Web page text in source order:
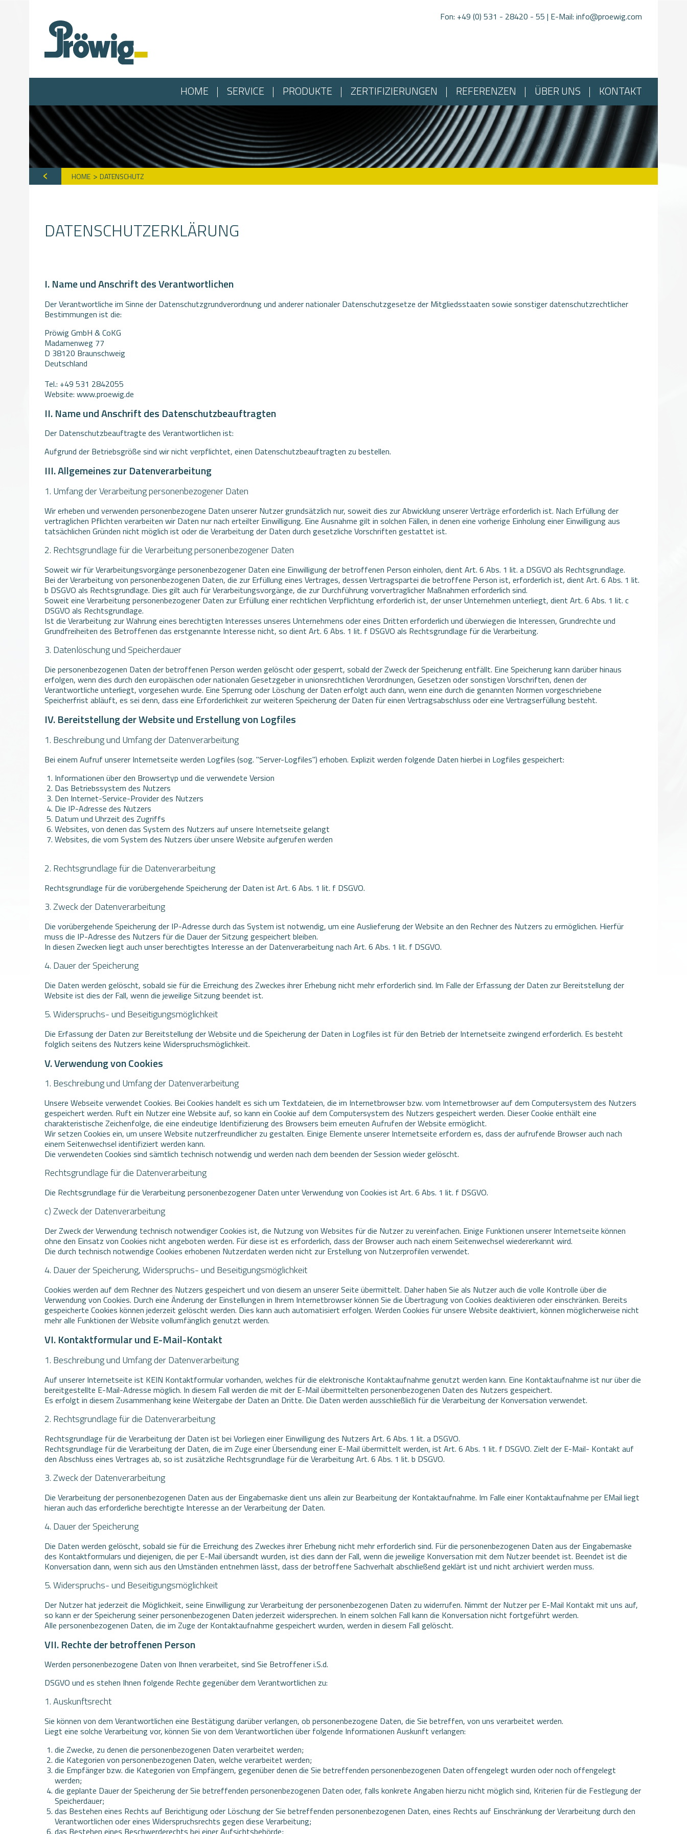
Fon: +49 (0) 531 - 28420 - 55 | E-Mail: info@proewig.com
HOME SERVICE PRODUKTE ZERTIFIZIERUNGEN REFERENZEN ÜBER UNS KONTAKT
HOME DATENSCHUTZ
DATENSCHUTZERKLÄRUNG
I. Name und Anschrift des Verantwortlichen
Der Verantwortliche im Sinne der Datenschutzgrundverordnung und anderer nationaler Datenschutzgesetze der Mitgliedsstaaten sowie sonstiger datenschutzrechtlicher
Bestimmungen ist die:
Pröwig GmbH & CoKG
Madamenweg 77
D 38120 Braunschweig
Deutschland
Tel.: +49 531 2842055
Website: www.proewig.de
II. Name und Anschrift des Datenschutzbeauftragten
Der Datenschutzbeauftragte des Verantwortlichen ist:
Aufgrund der Betriebsgröße sind wir nicht verpflichtet, einen Datenschutzbeauftragten zu bestellen.
III. Allgemeines zur Datenverarbeitung
1. Umfang der Verarbeitung personenbezogener Daten
Wir erheben und verwenden personenbezogene Daten unserer Nutzer grundsätzlich nur, soweit dies zur Abwicklung unserer Verträge erforderlich ist. Nach Erfüllung der
vertraglichen Pflichten verarbeiten wir Daten nur nach erteilter Einwilligung. Eine Ausnahme gilt in solchen Fällen, in denen eine vorherige Einholung einer Einwilligung aus
tatsächlichen Gründen nicht möglich ist oder die Verarbeitung der Daten durch gesetzliche Vorschriften gestattet ist.
2. Rechtsgrundlage für die Verarbeitung personenbezogener Daten
Soweit wir für Verarbeitungsvorgänge personenbezogener Daten eine Einwilligung der betroffenen Person einholen, dient Art. 6 Abs. 1 lit. a DSGVO als Rechtsgrundlage.
Bei der Verarbeitung von personenbezogenen Daten, die zur Erfüllung eines Vertrages, dessen Vertragspartei die betroffene Person ist, erforderlich ist, dient Art. 6 Abs. 1 lit.
b DSGVO als Rechtsgrundlage. Dies gilt auch für Verarbeitungsvorgänge, die zur Durchführung vorvertraglicher Maßnahmen erforderlich sind.
Soweit eine Verarbeitung personenbezogener Daten zur Erfüllung einer rechtlichen Verpflichtung erforderlich ist, der unser Unternehmen unterliegt, dient Art. 6 Abs. 1 lit. c
DSGVO als Rechtsgrundlage.
Ist die Verarbeitung zur Wahrung eines berechtigten Interesses unseres Unternehmens oder eines Dritten erforderlich und überwiegen die Interessen, Grundrechte und
Grundfreiheiten des Betroffenen das erstgenannte Interesse nicht, so dient Art. 6 Abs. 1 lit. f DSGVO als Rechtsgrundlage für die Verarbeitung.
3. Datenlöschung und Speicherdauer
Die personenbezogenen Daten der betroffenen Person werden gelöscht oder gesperrt, sobald der Zweck der Speicherung entfällt. Eine Speicherung kann darüber hinaus
erfolgen, wenn dies durch den europäischen oder nationalen Gesetzgeber in unionsrechtlichen Verordnungen, Gesetzen oder sonstigen Vorschriften, denen der
Verantwortliche unterliegt, vorgesehen wurde. Eine Sperrung oder Löschung der Daten erfolgt auch dann, wenn eine durch die genannten Normen vorgeschriebene
Speicherfrist abläuft, es sei denn, dass eine Erforderlichkeit zur weiteren Speicherung der Daten für einen Vertragsabschluss oder eine Vertragserfüllung besteht.
IV. Bereitstellung der Website und Erstellung von Logfiles
1. Beschreibung und Umfang der Datenverarbeitung
Bei einem Aufruf unserer Internetseite werden Logfiles (sog. "Server-Logfiles") erhoben. Explizit werden folgende Daten hierbei in Logfiles gespeichert:
Informationen über den Browsertyp und die verwendete Version
Das Betriebssystem des Nutzers
Den Internet-Service-Provider des Nutzers
Die IP-Adresse des Nutzers
Datum und Uhrzeit des Zugriffs
Websites, von denen das System des Nutzers auf unsere Internetseite gelangt
Websites, die vom System des Nutzers über unsere Website aufgerufen werden
2. Rechtsgrundlage für die Datenverarbeitung
Rechtsgrundlage für die vorübergehende Speicherung der Daten ist Art. 6 Abs. 1 lit. f DSGVO.
3. Zweck der Datenverarbeitung
Die vorübergehende Speicherung der IP-Adresse durch das System ist notwendig, um eine Auslieferung der Website an den Rechner des Nutzers zu ermöglichen. Hierfür
muss die IP-Adresse des Nutzers für die Dauer der Sitzung gespeichert bleiben.
In diesen Zwecken liegt auch unser berechtigtes Interesse an der Datenverarbeitung nach Art. 6 Abs. 1 lit. f DSGVO.
4. Dauer der Speicherung
Die Daten werden gelöscht, sobald sie für die Erreichung des Zweckes ihrer Erhebung nicht mehr erforderlich sind. Im Falle der Erfassung der Daten zur Bereitstellung der
Website ist dies der Fall, wenn die jeweilige Sitzung beendet ist.
5. Widerspruchs- und Beseitigungsmöglichkeit
Die Erfassung der Daten zur Bereitstellung der Website und die Speicherung der Daten in Logfiles ist für den Betrieb der Internetseite zwingend erforderlich. Es besteht
folglich seitens des Nutzers keine Widerspruchsmöglichkeit.
V. Verwendung von Cookies
1. Beschreibung und Umfang der Datenverarbeitung
Unsere Webseite verwendet Cookies. Bei Cookies handelt es sich um Textdateien, die im Internetbrowser bzw. vom Internetbrowser auf dem Computersystem des Nutzers
gespeichert werden. Ruft ein Nutzer eine Website auf, so kann ein Cookie auf dem Computersystem des Nutzers gespeichert werden. Dieser Cookie enthält eine
charakteristische Zeichenfolge, die eine eindeutige Identifizierung des Browsers beim erneuten Aufrufen der Website ermöglicht.
Wir setzen Cookies ein, um unsere Website nutzerfreundlicher zu gestalten. Einige Elemente unserer Internetseite erfordern es, dass der aufrufende Browser auch nach
einem Seitenwechsel identifiziert werden kann.
Die verwendeten Cookies sind sämtlich technisch notwendig und werden nach dem beenden der Session wieder gelöscht.
Rechtsgrundlage für die Datenverarbeitung
Die Rechtsgrundlage für die Verarbeitung personenbezogener Daten unter Verwendung von Cookies ist Art. 6 Abs. 1 lit. f DSGVO.
c) Zweck der Datenverarbeitung
Der Zweck der Verwendung technisch notwendiger Cookies ist, die Nutzung von Websites für die Nutzer zu vereinfachen. Einige Funktionen unserer Internetseite können
ohne den Einsatz von Cookies nicht angeboten werden. Für diese ist es erforderlich, dass der Browser auch nach einem Seitenwechsel wiedererkannt wird.
Die durch technisch notwendige Cookies erhobenen Nutzerdaten werden nicht zur Erstellung von Nutzerprofilen verwendet.
4. Dauer der Speicherung, Widerspruchs- und Beseitigungsmöglichkeit
Cookies werden auf dem Rechner des Nutzers gespeichert und von diesem an unserer Seite übermittelt. Daher haben Sie als Nutzer auch die volle Kontrolle über die
Verwendung von Cookies. Durch eine Änderung der Einstellungen in Ihrem Internetbrowser können Sie die Übertragung von Cookies deaktivieren oder einschränken. Bereits
gespeicherte Cookies können jederzeit gelöscht werden. Dies kann auch automatisiert erfolgen. Werden Cookies für unsere Website deaktiviert, können möglicherweise nicht
mehr alle Funktionen der Website vollumfänglich genutzt werden.
VI. Kontaktformular und E-Mail-Kontakt
1. Beschreibung und Umfang der Datenverarbeitung
Auf unserer Internetseite ist KEIN Kontaktformular vorhanden, welches für die elektronische Kontaktaufnahme genutzt werden kann. Eine Kontaktaufnahme ist nur über die
bereitgestellte E-Mail-Adresse möglich. In diesem Fall werden die mit der E-Mail übermittelten personenbezogenen Daten des Nutzers gespeichert.
Es erfolgt in diesem Zusammenhang keine Weitergabe der Daten an Dritte. Die Daten werden ausschließlich für die Verarbeitung der Konversation verwendet.
2. Rechtsgrundlage für die Datenverarbeitung
Rechtsgrundlage für die Verarbeitung der Daten ist bei Vorliegen einer Einwilligung des Nutzers Art. 6 Abs. 1 lit. a DSGVO.
Rechtsgrundlage für die Verarbeitung der Daten, die im Zuge einer Übersendung einer E-Mail übermittelt werden, ist Art. 6 Abs. 1 lit. f DSGVO. Zielt der E-Mail- Kontakt auf
den Abschluss eines Vertrages ab, so ist zusätzliche Rechtsgrundlage für die Verarbeitung Art. 6 Abs. 1 lit. b DSGVO.
3. Zweck der Datenverarbeitung
Die Verarbeitung der personenbezogenen Daten aus der Eingabemaske dient uns allein zur Bearbeitung der Kontaktaufnahme. Im Falle einer Kontaktaufnahme per EMail liegt
hieran auch das erforderliche berechtigte Interesse an der Verarbeitung der Daten.
4. Dauer der Speicherung
Die Daten werden gelöscht, sobald sie für die Erreichung des Zweckes ihrer Erhebung nicht mehr erforderlich sind. Für die personenbezogenen Daten aus der Eingabemaske
des Kontaktformulars und diejenigen, die per E-Mail übersandt wurden, ist dies dann der Fall, wenn die jeweilige Konversation mit dem Nutzer beendet ist. Beendet ist die
Konversation dann, wenn sich aus den Umständen entnehmen lässt, dass der betroffene Sachverhalt abschließend geklärt ist und nicht archiviert werden muss.
5. Widerspruchs- und Beseitigungsmöglichkeit
Der Nutzer hat jederzeit die Möglichkeit, seine Einwilligung zur Verarbeitung der personenbezogenen Daten zu widerrufen. Nimmt der Nutzer per E-Mail Kontakt mit uns auf,
so kann er der Speicherung seiner personenbezogenen Daten jederzeit widersprechen. In einem solchen Fall kann die Konversation nicht fortgeführt werden.
Alle personenbezogenen Daten, die im Zuge der Kontaktaufnahme gespeichert wurden, werden in diesem Fall gelöscht.
VII. Rechte der betroffenen Person
Werden personenbezogene Daten von Ihnen verarbeitet, sind Sie Betroffener i.S.d.
DSGVO und es stehen Ihnen folgende Rechte gegenüber dem Verantwortlichen zu:
1. Auskunftsrecht
Sie können von dem Verantwortlichen eine Bestätigung darüber verlangen, ob personenbezogene Daten, die Sie betreffen, von uns verarbeitet werden.
Liegt eine solche Verarbeitung vor, können Sie von dem Verantwortlichen über folgende Informationen Auskunft verlangen:
die Zwecke, zu denen die personenbezogenen Daten verarbeitet werden;
die Kategorien von personenbezogenen Daten, welche verarbeitet werden;
die Empfänger bzw. die Kategorien von Empfängern, gegenüber denen die Sie betreffenden personenbezogenen Daten offengelegt wurden oder noch offengelegt
werden;
die geplante Dauer der Speicherung der Sie betreffenden personenbezogenen Daten oder, falls konkrete Angaben hierzu nicht möglich sind, Kriterien für die Festlegung der
Speicherdauer;
das Bestehen eines Rechts auf Berichtigung oder Löschung der Sie betreffenden personenbezogenen Daten, eines Rechts auf Einschränkung der Verarbeitung durch den
Verantwortlichen oder eines Widerspruchsrechts gegen diese Verarbeitung;